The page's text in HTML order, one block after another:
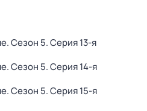
. Сезон 5. Серия 13-я
. Сезон 5. Серия 14-я
. Сезон 5. Серия 15-я